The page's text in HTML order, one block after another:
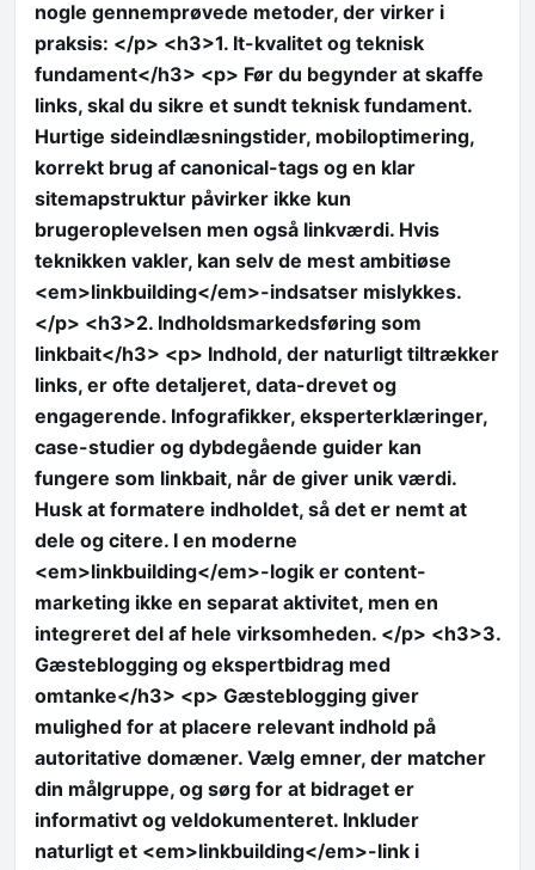
nogle gennemprøvede metoder, der virker i
praksis: </p> <h3>1. It-kvalitet og teknisk
fundament</h3> <p> Før du begynder at skaffe
links, skal du sikre et sundt teknisk fundament.
Hurtige sideindlæsningstider, mobiloptimering,
korrekt brug af canonical-tags og en klar
sitemapstruktur påvirker ikke kun
brugeroplevelsen men også linkværdi. Hvis
teknikken vakler, kan selv de mest ambitiøse
<em>linkbuilding</em>-indsatser mislykkes.
</p> <h3>2. Indholdsmarkedsføring som
linkbait</h3> <p> Indhold, der naturligt tiltrækker
links, er ofte detaljeret, data-drevet og
engagerende. Infografikker, eksperterklæringer,
case-studier og dybdegående guider kan
fungere som linkbait, når de giver unik værdi.
Husk at formatere indholdet, så det er nemt at
dele og citere. I en moderne
<em>linkbuilding</em>-logik er content-
marketing ikke en separat aktivitet, men en
integreret del af hele virksomheden. </p> <h3>3.
Gæsteblogging og ekspertbidrag med
omtanke</h3> <p> Gæsteblogging giver
mulighed for at placere relevant indhold på
autoritative domæner. Vælg emner, der matcher
din målgruppe, og sørg for at bidraget er
informativt og veldokumenteret. Inkluder
naturligt et <em>linkbuilding</em>-link i